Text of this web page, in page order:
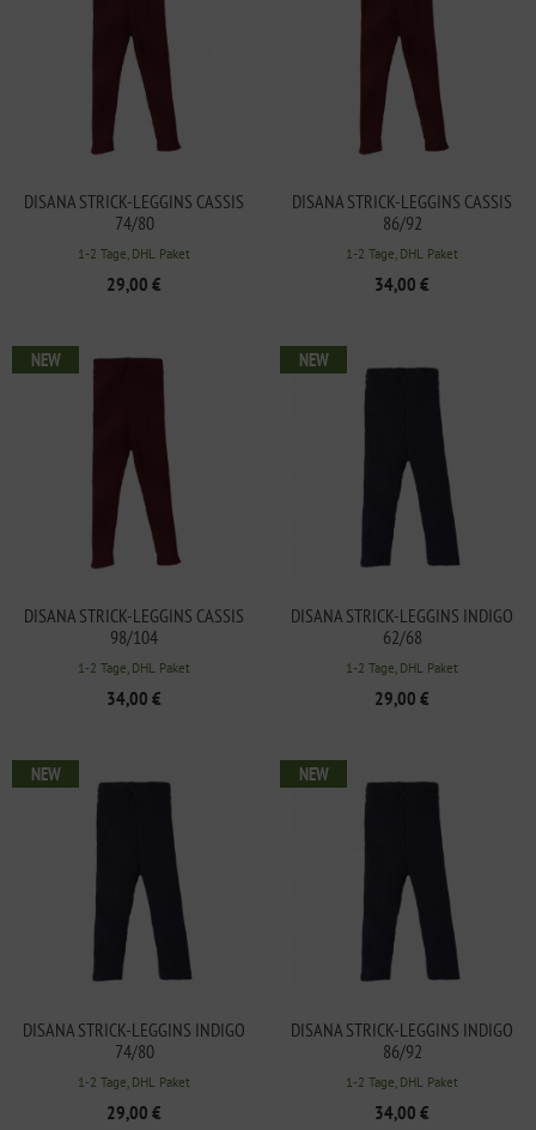
DISANA STRICK-LEGGINS CASSIS
74/80
1-2 Tage, DHL Paket
29,00 €
DISANA STRICK-LEGGINS CASSIS
86/92
1-2 Tage, DHL Paket
34,00 €
DISANA STRICK-LEGGINS CASSIS
98/104
1-2 Tage, DHL Paket
34,00 €
NEW
DISANA STRICK-LEGGINS INDIGO
62/68
1-2 Tage, DHL Paket
29,00 €
NEW
DISANA STRICK-LEGGINS INDIGO
74/80
1-2 Tage, DHL Paket
29,00 €
NEW
DISANA STRICK-LEGGINS INDIGO
86/92
1-2 Tage, DHL Paket
34,00 €
NEW